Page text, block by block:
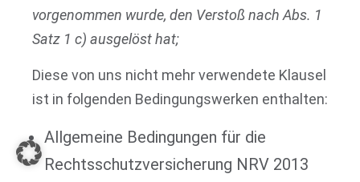
vorgenommen wurde, den Verstoß nach Abs. 1
Satz 1 c) ausgelöst hat;
Diese von uns nicht mehr verwendete Klausel
ist in folgenden Bedingungswerken enthalten:
Allgemeine Bedingungen für die
Rechtsschutzversicherung NRV 2013